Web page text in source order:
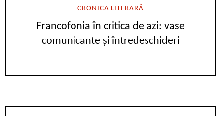
CRONICA LITERARĂ
Francofonia în critica de azi: vase
comunicante și întredeschideri